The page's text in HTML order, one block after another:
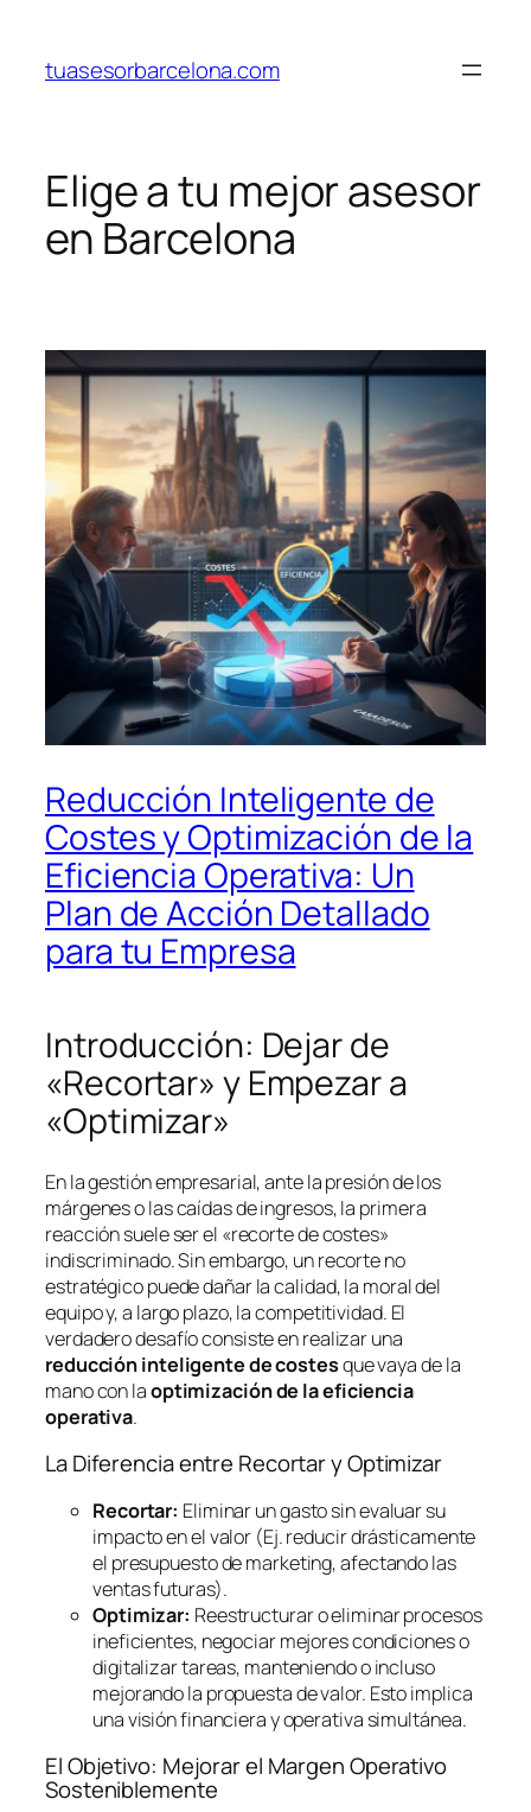
contenido
tuasesorbarcelona.com
Elige a tu mejor asesor
en Barcelona
Reducción Inteligente de
Costes y Optimización de la
Eficiencia Operativa: Un
Plan de Acción Detallado
para tu Empresa
Introducción: Dejar de
«Recortar» y Empezar a
«Optimizar»
En la gestión empresarial, ante la presión de los
márgenes o las caídas de ingresos, la primera
reacción suele ser el «recorte de costes»
indiscriminado. Sin embargo, un recorte no
estratégico puede dañar la calidad, la moral del
equipo y, a largo plazo, la competitividad. El
verdadero desafío consiste en realizar una
reducción inteligente de costesque vaya de la
mano con laoptimización de la eficiencia
operativa.
La Diferencia entre Recortar y Optimizar
Recortar: Eliminar un gasto sin evaluar su
impacto en el valor (Ej. reducir drásticamente
el presupuesto de marketing, afectando las
ventas futuras).
Optimizar: Reestructurar o eliminar procesos
ineficientes, negociar mejores condiciones o
digitalizar tareas, manteniendo o incluso
mejorando la propuesta de valor. Esto implica
una visión financiera y operativa simultánea.
El Objetivo: Mejorar el Margen Operativo
Sosteniblemente